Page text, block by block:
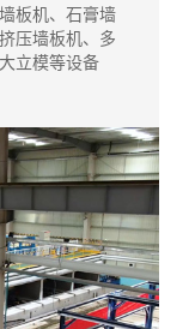
板机、石膏墙
压墙板机、多
立模等设备